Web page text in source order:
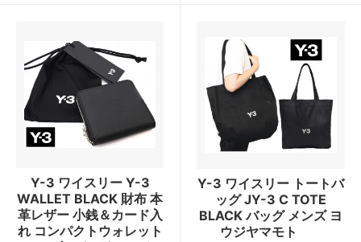
Y-3 ワイスリー Y-3
WALLET BLACK 財布 本
革レザー 小銭＆カード入
れ コンパクトウォレット
Y-3 ワイスリー トートバ
ッグ JY-3 C TOTE
BLACK バッグ メンズ ヨ
ウジヤマモト